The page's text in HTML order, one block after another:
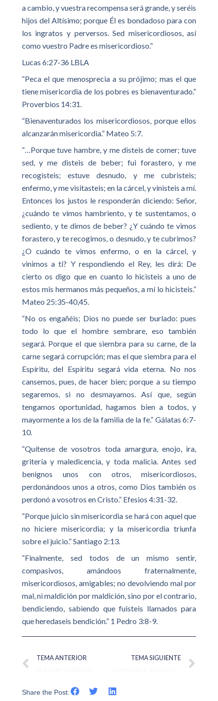
a cambio, y vuestra recompensa será grande, y seréis
hijos del Altísimo; porque Él es bondadoso para con
los ingratos y perversos. Sed misericordiosos, así
como vuestro Padre es misericordioso.”
Lucas 6:27-36 LBLA
“Peca el que menosprecia a su prójimo; mas el que
tiene misericordia de los pobres es bienaventurado.”
Proverbios 14:31.
“Bienaventurados los misericordiosos, porque ellos
alcanzarán misericordia.” Mateo 5:7.
“…Porque tuve hambre, y me disteis de comer; tuve
sed, y me disteis de beber; fui forastero, y me
recogisteis; estuve desnudo, y me cubristeis;
enfermo, y me visitasteis; en la cárcel, y vinisteis a mí.
Entonces los justos le responderán diciendo: Señor,
¿cuándo te vimos hambriento, y te sustentamos, o
sediento, y te dimos de beber? ¿Y cuándo te vimos
forastero, y te recogimos, o desnudo, y te cubrimos?
¿O cuándo te vimos enfermo, o en la cárcel, y
vinimos a ti? Y respondiendo el Rey, les dirá: De
cierto os digo que en cuanto lo hicisteis a uno de
estos mis hermanos más pequeños, a mí lo hicisteis.”
Mateo 25:35-40,45.
“No os engañéis; Dios no puede ser burlado: pues
todo lo que el hombre sembrare, eso también
segará. Porque el que siembra para su carne, de la
carne segará corrupción; mas el que siembra para el
Espíritu, del Espíritu segará vida eterna. No nos
cansemos, pues, de hacer bien; porque a su tiempo
segaremos, si no desmayamos. Así que, según
tengamos oportunidad, hagamos bien a todos, y
mayormente a los de la familia de la fe.” Gálatas 6:7-
10.
“Quítense de vosotros toda amargura, enojo, ira,
gritería y maledicencia, y toda malicia. Antes sed
benignos unos con otros, misericordiosos,
perdonándoos unos a otros, como Dios también os
perdonó a vosotros en Cristo.” Efesios 4:31-32.
“Porque juicio sin misericordia se hará con aquel que
no hiciere misericordia; y la misericordia triunfa
sobre el juicio.” Santiago 2:13.
“Finalmente, sed todos de un mismo sentir,
compasivos, amándoos fraternalmente,
misericordiosos, amigables; no devolviendo mal por
mal, ni maldición por maldición, sino por el contrario,
bendiciendo, sabiendo que fuisteis llamados para
que heredaseis bendición.” 1 Pedro 3:8-9.
Ant
TEMA ANTERIOR TEMA SIGUIENTE
Share the Post: